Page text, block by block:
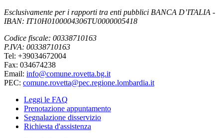
Esclusivamente per i rapporti tra enti pubblici BANCA D’ITALIA -
IBAN: IT10H0100004306TU0000005418
Codice fiscale: 00338710163
P.IVA: 00338710163
Tel: +39034672004
Fax: 034674238
Email: info@comune.rovetta.bg.it
PEC: comune.rovetta@pec.regione.lombardia.it
Leggi le FAQ
Prenotazione appuntamento
Segnalazione disservizio
Richiesta d'assistenza